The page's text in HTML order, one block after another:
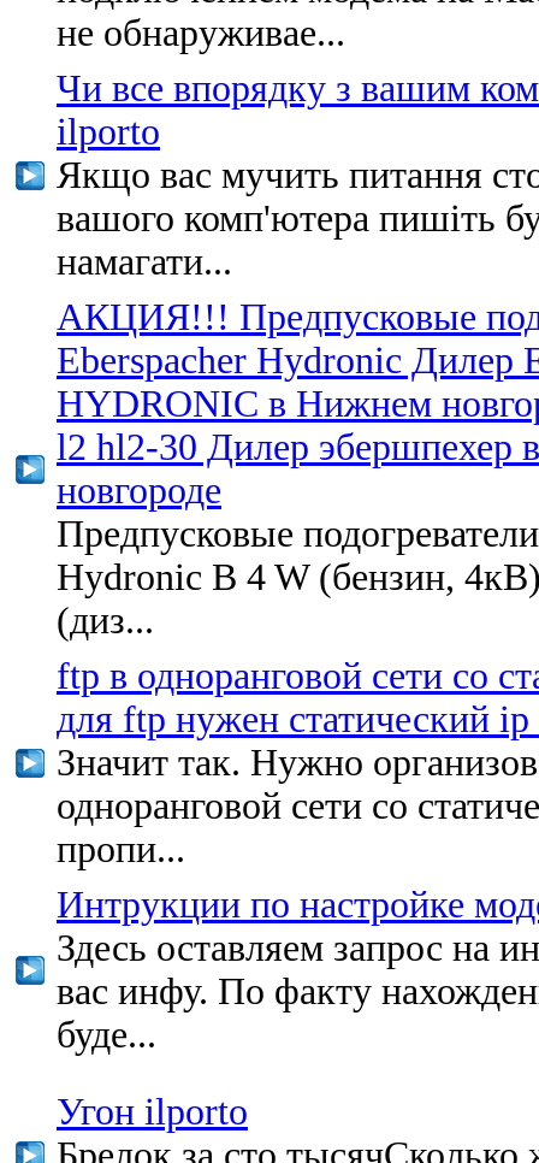
не обнаруживае...
Чи все впорядку з вашим
ilporto
Якщо вас мучить питання
вашого комп'ютера пишіть
намагати...
АКЦИЯ!!! Предпусковые
Eberspacher Hydronic Дилер
HYDRONIC в Нижнем
l2 hl2-30 Дилер эбершпехер
новгороде
Предпусковые
Hydronic B 4 W (бензин,
(диз...
ftp в одноранговой сети со
для ftp нужен статический
Значит так. Нужно
одноранговой сети со
пропи...
Интрукции по настройке
Здесь оставляем запрос на
вас инфу. По факту
буде...
Угон ilporto